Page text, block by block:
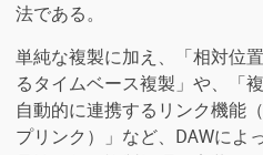
法である。
単純な複製に加え、「相対位
るタイムベース複製」や、「
自動的に連携するリンク機能
プリンク）」など、DAWによ